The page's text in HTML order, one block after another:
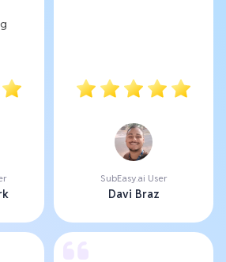
SubEasy.ai User
Davi Braz